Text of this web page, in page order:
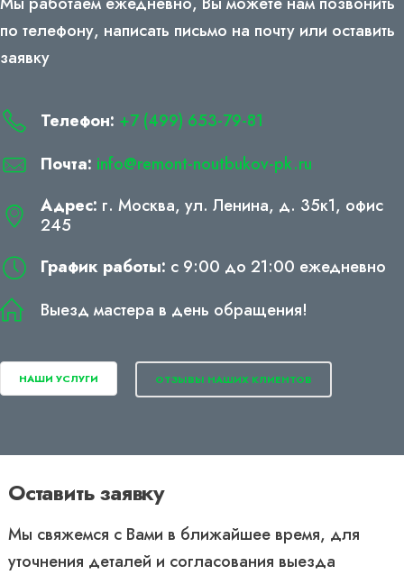
по телефону, написать письмо на почту или оставить
заявку
Телефон: +7 (499) 653-79-81
Почта: info@remont-noutbukov-pk.ru
Адрес: г. Москва, ул. Ленина, д. 35к1, офис
245
График работы: с 9:00 до 21:00 ежедневно
Выезд мастера в день обращения!
НАШИ УСЛУГИ ОТЗЫВЫ НАШИХ КЛИЕНТОВ
Оставить заявку
Мы свяжемся с Вами в ближайшее время, для
уточнения деталей и согласования выезда